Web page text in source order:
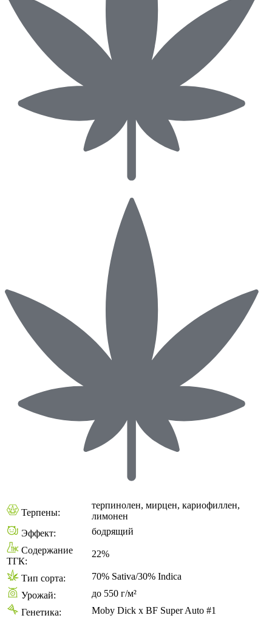
Терпены:
терпинолен, мирцен, кариофиллен,
лимонен
Эффект:
бодрящий
Содержание
ТГК:
22%
Тип сорта:
70% Sativa/30% Indica
Урожай:
до 550 г/м²
Генетика:
Moby Dick x BF Super Auto #1